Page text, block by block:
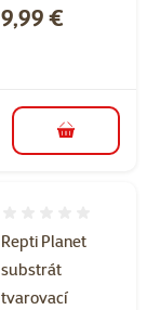
Cena
9,99 €
do košíka
Repti Planet
substrát
tvarovací